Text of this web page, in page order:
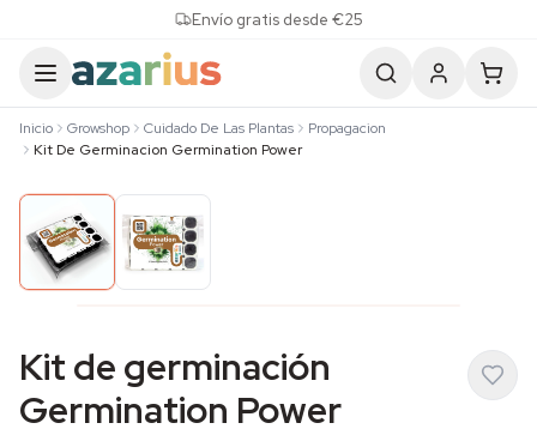
Envío gratis desde €25
Inicio Growshop Cuidado De Las Plantas
Propagacion
Kit De Germinacion Germination Power
Kit de germinación
Germination Power